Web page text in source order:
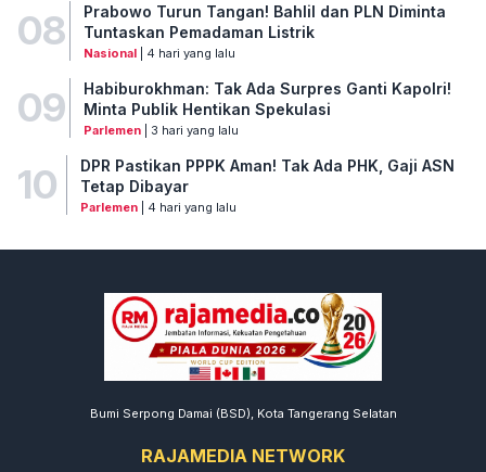
08
Prabowo Turun Tangan! Bahlil dan PLN Diminta
Tuntaskan Pemadaman Listrik
Nasional| 4 hari yang lalu
09
Habiburokhman: Tak Ada Surpres Ganti Kapolri!
Minta Publik Hentikan Spekulasi
Parlemen| 3 hari yang lalu
10
DPR Pastikan PPPK Aman! Tak Ada PHK, Gaji ASN
Tetap Dibayar
Parlemen| 4 hari yang lalu
Bumi Serpong Damai (BSD), Kota Tangerang Selatan
RAJAMEDIA NETWORK